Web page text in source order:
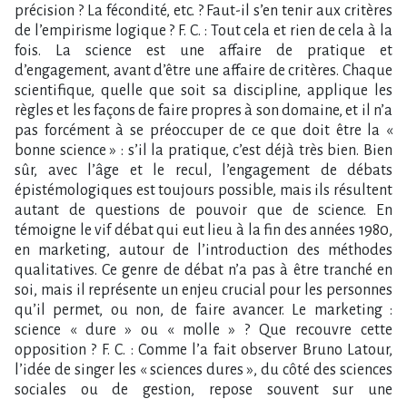
précision ? La fécondité, etc. ? Faut-il s’en tenir aux critères
de l’empirisme logique ? F. C. : Tout cela et rien de cela à la
fois. La science est une affaire de pratique et
d’engagement, avant d’être une affaire de critères. Chaque
scientifique, quelle que soit sa discipline, applique les
règles et les façons de faire propres à son domaine, et il n’a
pas forcément à se préoccuper de ce que doit être la «
bonne science » : s’il la pratique, c’est déjà très bien. Bien
sûr, avec l’âge et le recul, l’engagement de débats
épistémologiques est toujours possible, mais ils résultent
autant de questions de pouvoir que de science. En
témoigne le vif débat qui eut lieu à la fin des années 1980,
en marketing, autour de l’introduction des méthodes
qualitatives. Ce genre de débat n’a pas à être tranché en
soi, mais il représente un enjeu crucial pour les personnes
qu’il permet, ou non, de faire avancer. Le marketing :
science « dure » ou « molle » ? Que recouvre cette
opposition ? F. C. : Comme l’a fait observer Bruno Latour,
l’idée de singer les « sciences dures », du côté des sciences
sociales ou de gestion, repose souvent sur une